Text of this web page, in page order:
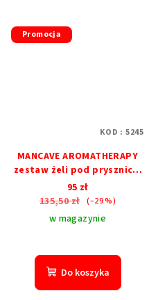
Promocja
MANCAVE AROMATHERAPY
zestaw żeli pod prysznic o
zapachu drewna
95 zł
135,50 zł (–29 %)
w magazynie
Do koszyka
KOD : 5245